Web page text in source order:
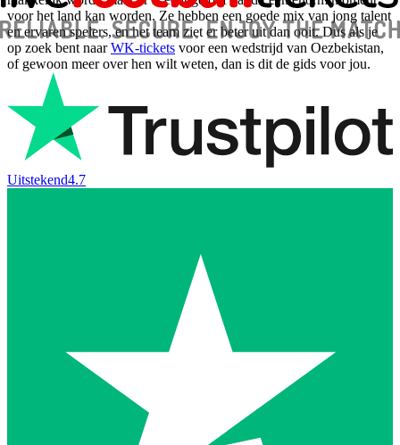
voor het land kan worden. Ze hebben een goede mix van jong talent
en ervaren spelers, en het team ziet er beter uit dan ooit. Dus als je
op zoek bent naarWK-tickets voor een wedstrijd van Oezbekistan,
of gewoon meer over hen wilt weten, dan is dit de gids voor jou.
Uitstekend4.7